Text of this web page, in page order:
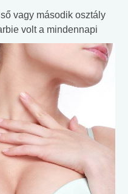
vagy második osztály
volt a mindennapi